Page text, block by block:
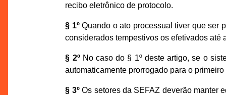
recibo eletrônico de protocolo.
§ 1ºQuando o ato processual tiver que ser
considerados tempestivos os efetivados até
§ 2ºNo caso do § 1º deste artigo, se o
automaticamente prorrogado para o
§ 3ºOs setores da SEFAZ deverão manter